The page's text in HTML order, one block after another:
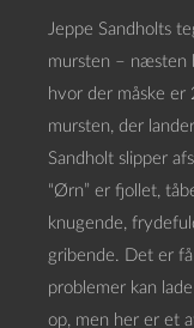
Jeppe Sandholts
mursten – næsten
hvor der måske
mursten, der
Sandholt slipper
“Ørn” er fjollet,
knugende,
gribende. Det er
problemer kan
op, men her er et